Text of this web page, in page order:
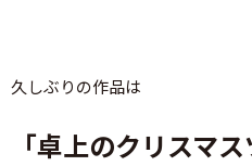
久しぶりの作品は
「卓上のクリスマス